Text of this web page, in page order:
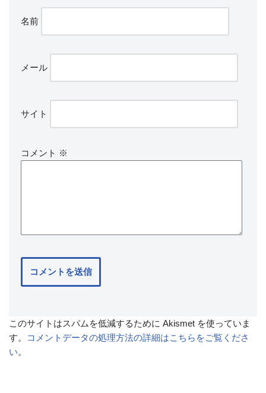
名前
メール
サイト
コメント ※
このサイトはスパムを低減するために Akismet を使っていま
す。
コメントデータの処理方法の詳細はこちらをご覧くださ
い。